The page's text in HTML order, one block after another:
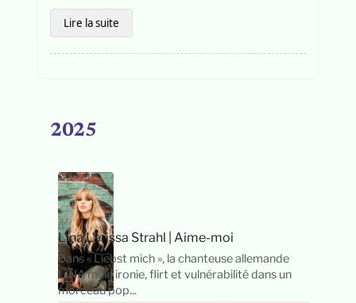
Lire la suite
2025
Lina Larissa Strahl Aime-moi
Dans « Liebst mich », la chanteuse allemande
LINA mêle ironie, flirt et vulnérabilité dans un
morceau pop...